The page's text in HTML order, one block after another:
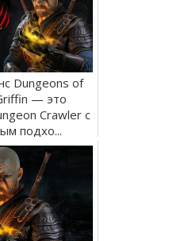
Dungeons of
— это
Crawler с
подхо...